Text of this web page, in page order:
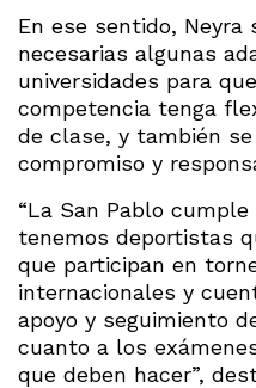
En ese sentido, Neyra
necesarias algunas
universidades para
competencia tenga
de clase, y también
compromiso y
“La San Pablo
tenemos deportistas
que participan en
internacionales y
apoyo y seguimiento
cuanto a los
que deben hacer”,